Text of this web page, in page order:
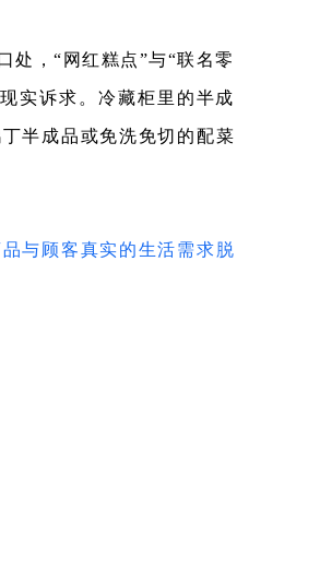
处，“网红糕点”与“联名零
实诉求。冷藏柜里的半成
半成品或免洗免切的配菜
与顾客真实的生活需求脱